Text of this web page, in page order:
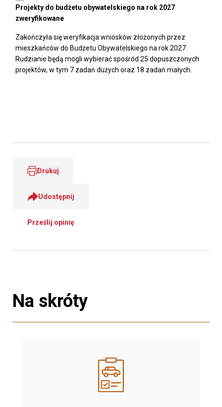
Projekty do budżetu obywatelskiego na rok 2027
zweryfikowane
Zakończyła się weryfikacja wniosków złożonych przez
mieszkańców do Budżetu Obywatelskiego na rok 2027.
Rudzianie będą mogli wybierać spośród 25 dopuszczonych
projektów, w tym 7 zadań dużych oraz 18 zadań małych.
Drukuj
Udostępnij
Prześlij opinię
Na skróty